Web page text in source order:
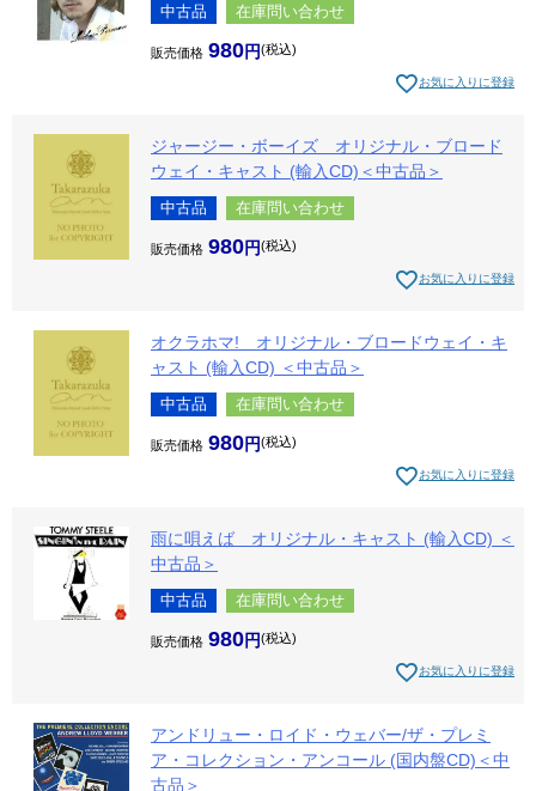
中古品 在庫問い合わせ
販売価格 980 税込
お気に入りに登録
ジャージー・ボーイズ オリジナル・ブロード
ウェイ・キャスト (輸入CD)＜中古品＞
中古品 在庫問い合わせ
販売価格 980 税込
お気に入りに登録
オクラホマ! オリジナル・ブロードウェイ・キ
ャスト (輸入CD) ＜中古品＞
中古品 在庫問い合わせ
販売価格 980 税込
お気に入りに登録
雨に唄えば オリジナル・キャスト (輸入CD) ＜
中古品＞
中古品 在庫問い合わせ
販売価格 980 税込
お気に入りに登録
アンドリュー・ロイド・ウェバー/ザ・プレミ
ア・コレクション・アンコール (国内盤CD)＜中
古品＞